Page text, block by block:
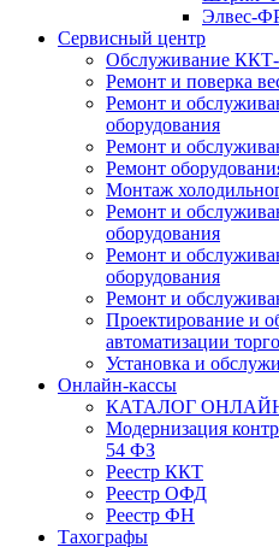
Элвес-
Сервисный центр
Обслуживание
Ремонт и поверка
Ремонт и
оборудования
Ремонт и
Ремонт
Монтаж
Ремонт и
оборудования
Ремонт и
оборудования
Ремонт и
Проектирование и
автоматизации
Установка и
Онлайн-кассы
КАТАЛОГ
Модернизация
54 ФЗ
Реестр ККТ
Реестр ОФД
Реестр ФН
Тахографы